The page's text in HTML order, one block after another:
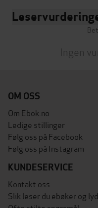
Ingen
OM OSS
Om Ebok.no
Ledige stillinger
Følg oss på Facebook
Følg oss på Instagram
KUNDESERVICE
Kontakt oss
Slik leser du ebøker og